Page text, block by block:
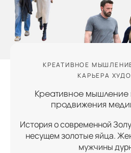
КРЕАТИВНОЕ
КАРЬЕРА
Креативное мышление
продвижения
История о современной
несущем золотые яйца.
мужчины